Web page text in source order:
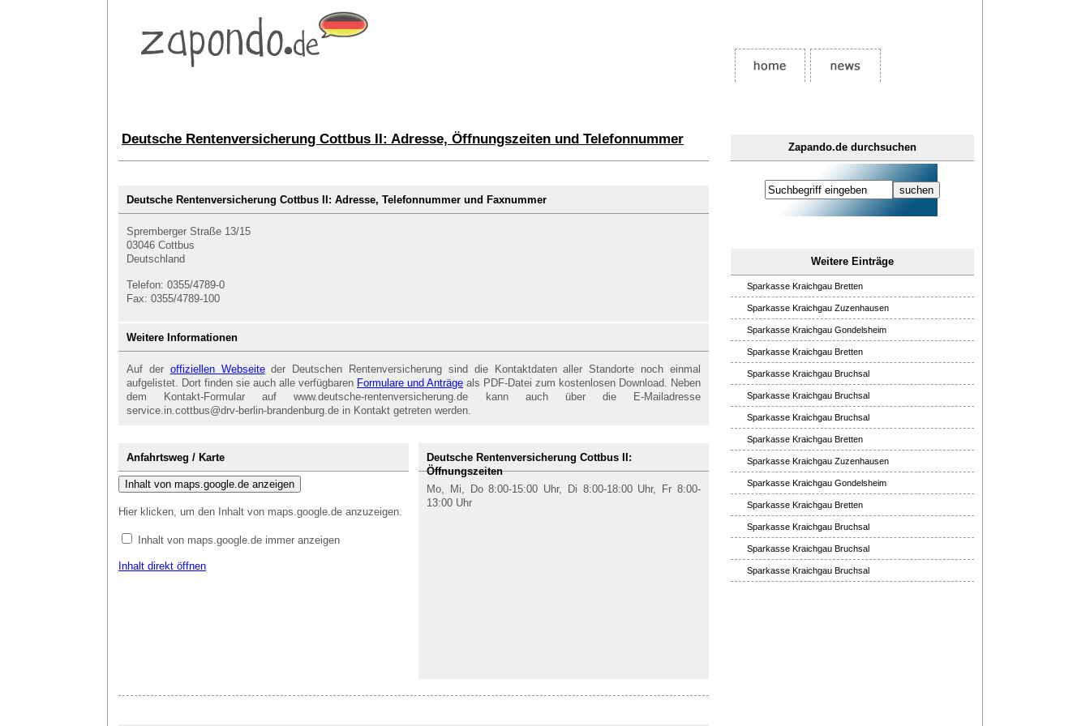
Zapando.de durchsuchen
Weitere Einträge
Sparkasse Kraichgau Bretten
Sparkasse Kraichgau Zuzenhausen
Sparkasse Kraichgau Gondelsheim
Sparkasse Kraichgau Bretten
Sparkasse Kraichgau Bruchsal
Sparkasse Kraichgau Bruchsal
Sparkasse Kraichgau Bruchsal
Sparkasse Kraichgau Bretten
Sparkasse Kraichgau Zuzenhausen
Sparkasse Kraichgau Gondelsheim
Sparkasse Kraichgau Bretten
Sparkasse Kraichgau Bruchsal
Sparkasse Kraichgau Bruchsal
Sparkasse Kraichgau Bruchsal
Deutsche Rentenversicherung Cottbus II: Adresse, Öffnungszeiten und Telefonnummer
Deutsche Rentenversicherung Cottbus II: Adresse, Telefonnummer und Faxnummer
Spremberger Straße 13/15
03046 Cottbus
Deutschland
Telefon: 0355/4789-0
Fax: 0355/4789-100
Weitere Informationen
Auf der offiziellen Webseiteder Deutschen Rentenversicherung sind die Kontaktdaten aller Standorte noch einmal
aufgelistet. Dort finden sie auch alle verfügbaren Formulare und Anträge als PDF-Datei zum kostenlosen Download. Neben
dem Kontakt-Formular auf www.deutsche-rentenversicherung.de kann auch über die E-Mailadresse
service.in.cottbus@drv-berlin-brandenburg.de in Kontakt getreten werden.
Anfahrtsweg / Karte
Inhalt von maps.google.de anzeigen
Hier klicken, um den Inhalt von maps.google.de anzuzeigen.
Inhalt von maps.google.de immer anzeigen
Inhalt direkt öffnen
Deutsche Rentenversicherung Cottbus II:
Öffnungszeiten
Mo, Mi, Do 8:00-15:00 Uhr, Di 8:00-18:00 Uhr, Fr 8:00-
13:00 Uhr